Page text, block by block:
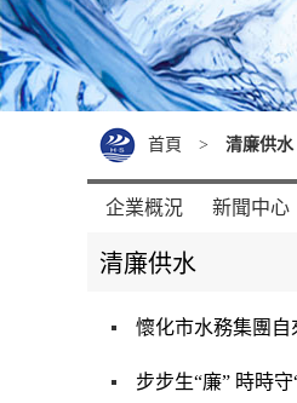
首頁 > 清廉供水
企業概況 新聞中心
清廉供水
懷化市水務集團自
步步生“廉” 時時守